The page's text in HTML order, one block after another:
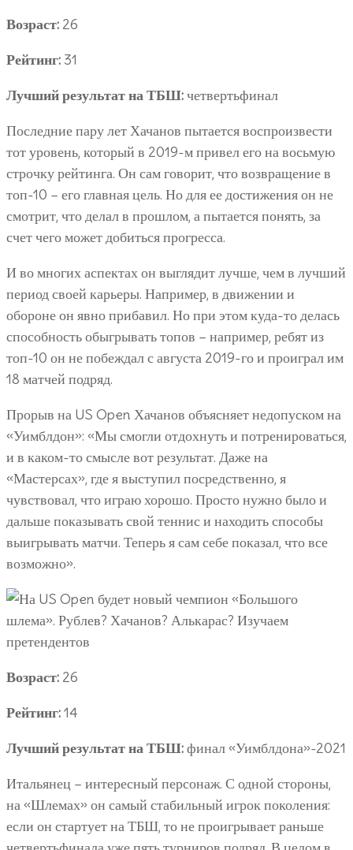
Возраст: 26
Рейтинг: 31
Лучший результат на ТБШ:четвертьфинал
Последние пару лет Хачанов пытается воспроизвести
тот уровень, который в 2019-м привел его на восьмую
строчку рейтинга. Он сам говорит, что возвращение в
топ-10 – его главная цель. Но для ее достижения он не
смотрит, что делал в прошлом, а пытается понять, за
счет чего может добиться прогресса.
И во многих аспектах он выглядит лучше, чем в лучший
период своей карьеры. Например, в движении и
обороне он явно прибавил. Но при этом куда-то делась
способность обыгрывать топов – например, ребят из
топ-10 он не побеждал с августа 2019-го и проиграл им
18 матчей подряд.
Прорыв на US Open Хачанов объясняет недопуском на
«Уимблдон»: «Мы смогли отдохнуть и потренироваться,
и в каком-то смысле вот результат. Даже на
«Мастерсах», где я выступил посредственно, я
чувствовал, что играю хорошо. Просто нужно было и
дальше показывать свой теннис и находить способы
выигрывать матчи. Теперь я сам себе показал, что все
возможно».
Возраст: 26
Рейтинг:14
Лучший результат на ТБШ:финал «Уимблдона»-2021
Итальянец – интересный персонаж. С одной стороны,
на «Шлемах» он самый стабильный игрок поколения:
если он стартует на ТБШ, то не проигрывает раньше